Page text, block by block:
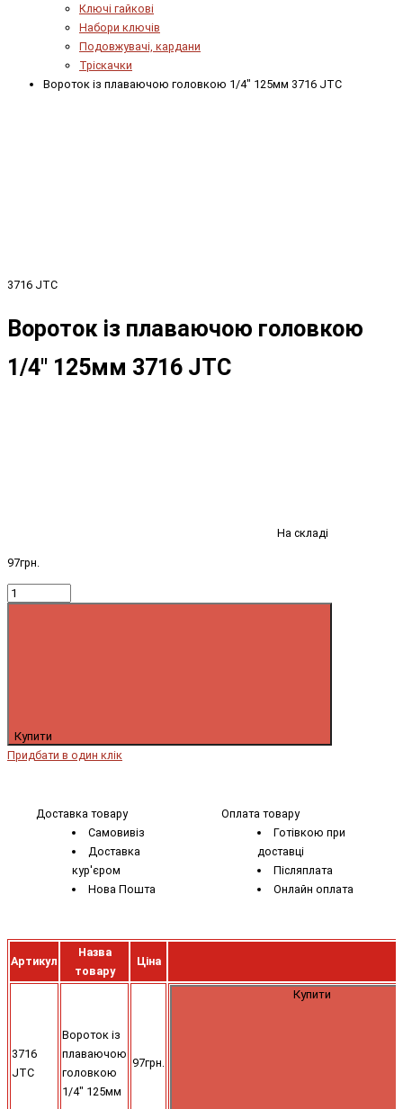
Ключі гайкові
Набори ключів
Подовжувачі, кардани
Тріскачки
Вороток із плаваючою головкою 1/4" 125мм 3716 JTC
3716 JTC
Вороток із плаваючою головкою
1/4" 125мм 3716 JTC
На складі
97грн.
Купити
Придбати в один клік
Доставка товару
Самовивіз
Доставка
кур'єром
Нова Пошта
Оплата товару
Готівкою при
доставці
Післяплата
Онлайн оплата
Артикул
Назва
товару
Ціна
3716
JTC
Вороток із
плаваючою
головкою
1/4" 125мм
97грн.
Купити